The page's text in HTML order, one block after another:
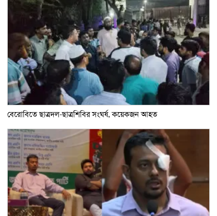
বেরোবিতে ছাত্রদল-ছাত্রশিবির সংঘর্ষ, কয়েকজন আহত